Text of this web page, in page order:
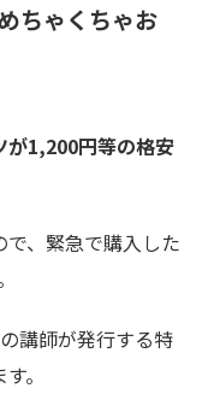
ちゃくちゃお
が1,200円等の格安
、緊急で購入した
講師が発行する特
。